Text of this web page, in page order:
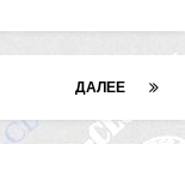
ДАЛЕЕ